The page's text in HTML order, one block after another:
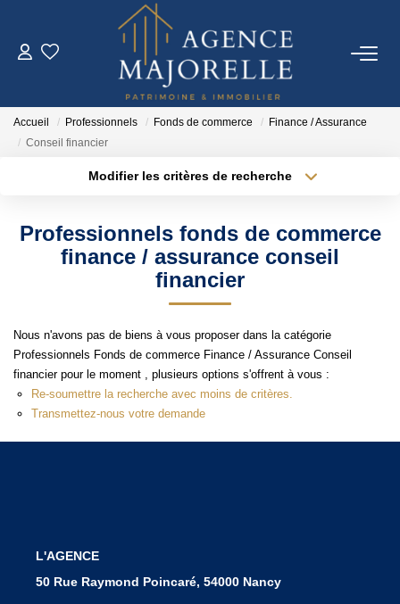
ACHETER
FAIRE GÉRER
IMMO NEUF
NOTRE AGENCE
Notre Agence
Accueil Professionnels Fonds de commerce
Finance / Assurance
Conseil financier
Modifier les critères de recherche
Sélectionnez...
Type de bien
Créer une alerte
Professionnels fonds de commerce
finance / assurance conseil
financier
Nous n'avons pas de biens à vous proposer dans la catégorie
Professionnels Fonds de commerce Finance / Assurance Conseil
financier pour le moment , plusieurs options s'offrent à vous :
Re-soumettre la recherche avec moins de critères.
Transmettez-nous votre demande
L'AGENCE
50 Rue Raymond Poincaré, 54000 Nancy